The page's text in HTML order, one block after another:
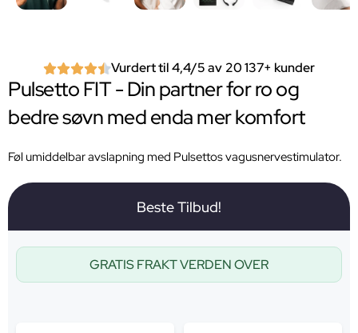
Vurdert til 4,4/5 av 20 137+ kunder
Pulsetto FIT - Din partner for ro og
bedre søvn med enda mer komfort
Føl umiddelbar avslapning med Pulsettos vagusnervestimulator.
Beste Tilbud!
GRATIS FRAKT VERDEN OVER